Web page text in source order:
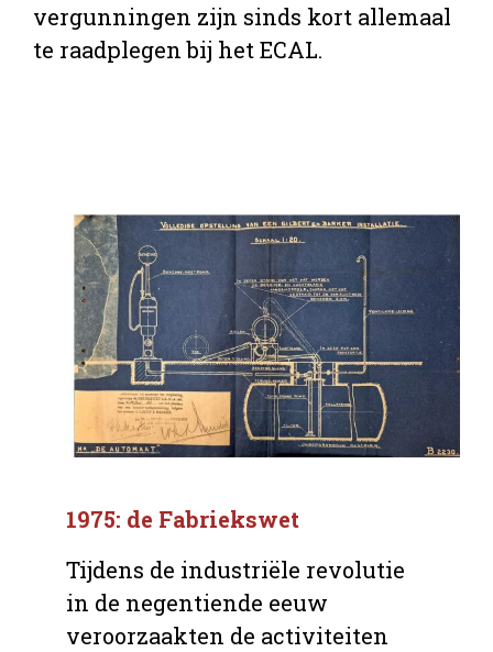
vergunningen zijn sinds kort allemaal
te raadplegen bij het ECAL.
1975: de Fabriekswet
Tijdens de industriële revolutie
in de negentiende eeuw
veroorzaakten de activiteiten